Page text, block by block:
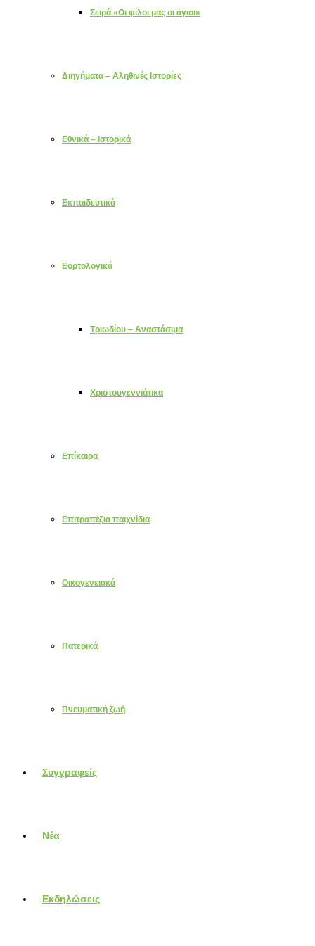
Σειρά «Οι φίλοι μας οι άγιοι»
Διηγήματα – Αληθινές Ιστορίες
Εθνικά – Ιστορικά
Εκπαιδευτικά
Εορτολογικά
Τριωδίου – Αναστάσιμα
Χριστουγεννιάτικα
Επίκαιρα
Επιτραπέζια παιχνίδια
Οικογενειακά
Πατερικά
Πνευματική ζωή
Συγγραφείς
Νέα
Εκδηλώσεις